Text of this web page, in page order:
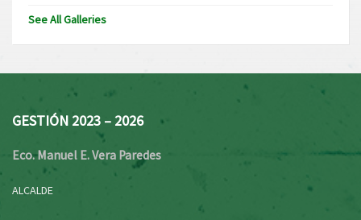
See All Galleries
GESTIÓN 2023 – 2026
Eco. Manuel E. Vera Paredes
ALCALDE